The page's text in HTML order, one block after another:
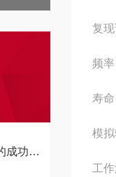
应用
复
频
寿
模
工